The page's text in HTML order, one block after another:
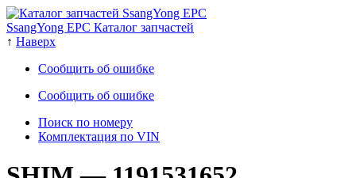
SsangYong EPC Каталог запчастей
↑ Наверх
Сообщить об ошибке
Сообщить об ошибке
Поиск по номеру
Комплектация по VIN